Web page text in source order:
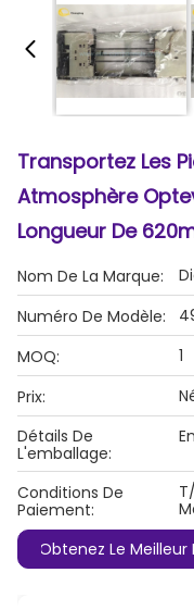
Transportez Les
Atmosphère
Longueur De
Nom De La Marque:
Numéro De Modèle:
MOQ:
1
Prix:
Détails De
L'emballage:
Conditions De
Paiement:
Obtenez Le Meilleur